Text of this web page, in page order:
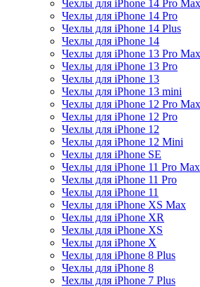
Чехлы для iPhone 14 Pro Max
Чехлы для iPhone 14 Pro
Чехлы для iPhone 14 Plus
Чехлы для iPhone 14
Чехлы для iPhone 13 Pro Max
Чехлы для iPhone 13 Pro
Чехлы для iPhone 13
Чехлы для iPhone 13 mini
Чехлы для iPhone 12 Pro Max
Чехлы для iPhone 12 Pro
Чехлы для iPhone 12
Чехлы для iPhone 12 Mini
Чехлы для iPhone SE
Чехлы для iPhone 11 Pro Max
Чехлы для iPhone 11 Pro
Чехлы для iPhone 11
Чехлы для iPhone XS Max
Чехлы для iPhone XR
Чехлы для iPhone XS
Чехлы для iPhone X
Чехлы для iPhone 8 Plus
Чехлы для iPhone 8
Чехлы для iPhone 7 Plus